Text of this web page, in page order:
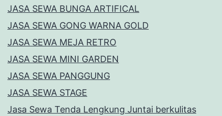
JASA SEWA BUNGA ARTIFICAL
JASA SEWA GONG WARNA GOLD
JASA SEWA MEJA RETRO
JASA SEWA MINI GARDEN
JASA SEWA PANGGUNG
JASA SEWA STAGE
Jasa Sewa Tenda Lengkung Juntai berkulitas